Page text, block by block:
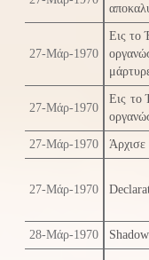
27-Μάρ-1970
Εις το
27-Μάρ-1970
Εις το
27-Μάρ-1970
27-Μάρ-1970
28-Μάρ-1970